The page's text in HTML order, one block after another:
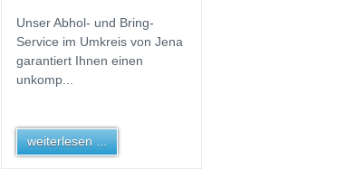
Unser Abhol- und Bring-
Service im Umkreis von Jena
garantiert Ihnen einen
unkomp...
weiterlesen ...